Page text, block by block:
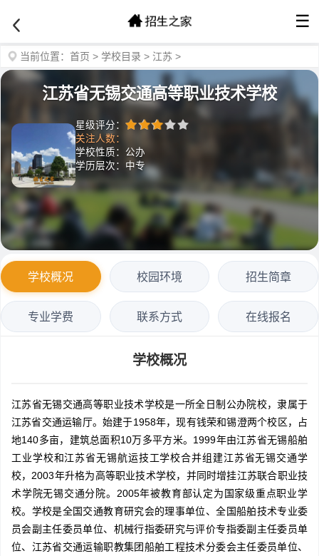
☰
当前位置： 首页 > 学校目录 > 江苏 >
江苏省无锡交通高等职业技术学校
星级评分：
关注人数：
学校性质：公办
学历层次：中专
学校概况 校园环境 招生简章
专业学费 联系方式 在线报名
学校概况
江苏省无锡交通高等职业技术学校是一所全日制公办院校，隶属于
江苏省交通运输厅。始建于1958年，现有钱荣和锡澄两个校区，占
地140多亩，建筑总面积10万多平方米。1999年由江苏省无锡船舶
工业学校和江苏省无锡航运技工学校合并组建江苏省无锡交通学
校，2003年升格为高等职业技术学校，并同时增挂江苏联合职业技
术学院无锡交通分院。2005年被教育部认定为国家级重点职业学
校。学校是全国交通教育研究会的理事单位、全国船舶技术专业委
员会副主任委员单位、机械行指委研究与评价专指委副主任委员单
位、江苏省交通运输职教集团船舶工程技术分委会主任委员单位、